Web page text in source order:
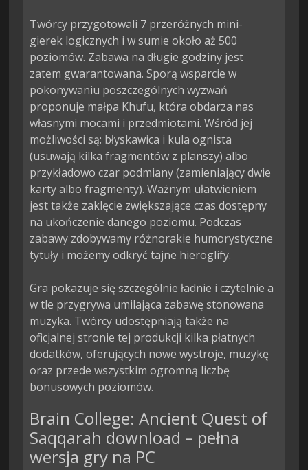
Twórcy przygotowali 7 przeróżnych mini-
gierek logicznych i w sumie około aż 500
poziomów. Zabawa na długie godziny jest
zatem gwarantowana. Sporą wsparcie w
pokonywaniu poszczególnych wyzwań
proponuje małpa Khufu, która obdarza nas
własnymi mocami i przedmiotami. Wśród jej
możliwości są: błyskawica i kula ognista
(usuwają kilka fragmentów z planszy) albo
przykładowo czar podmiany (zamieniający dwie
karty albo fragmenty). Ważnym ułatwieniem
jest także zaklęcie zwiększające czas dostępny
na ukończenie danego poziomu. Podczas
zabawy zdobywamy różnorakie humorystyczne
tytuły i możemy odkryć tajne hieroglify.
Gra pokazuje się szczególnie ładnie i czytelnie a
w tle przygrywa umilająca zabawę stonowana
muzyka. Twórcy udostępniają także na
oficjalnej stronie tej produkcji kilka płatnych
dodatków, oferujących nowe wystroje, muzykę
oraz przede wszystkim ogromną liczbę
bonusowych poziomów.
Brain College: Ancient Quest of
Saqqarah download – pełna
wersja gry na PC